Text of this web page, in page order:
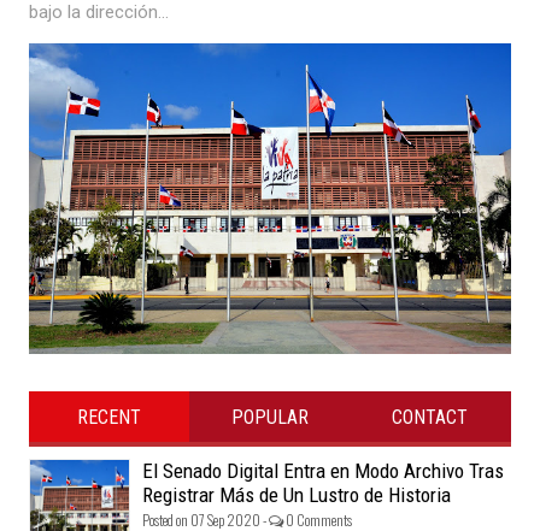
bajo la dirección...
RECENT POPULAR CONTACT
El Senado Digital Entra en Modo Archivo Tras
Registrar Más de Un Lustro de Historia
Posted on 07 Sep 2020 - 0 Comments